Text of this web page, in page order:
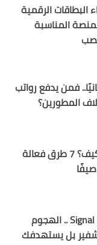
الرقمية
المناسبة
فمن يدفع رواتب
المطورين؟
كيف تنام بدون مكيف؟ 7 طرق فعالة
تحذير لمستخدمي Signal .. الهجوم
بل يستهدفك